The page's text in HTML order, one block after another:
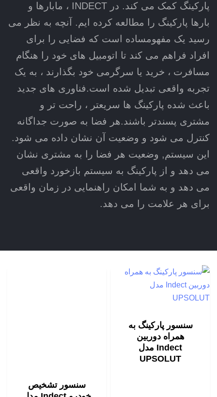
پارکینگ کمک می کند. در INDECT ، مابارها و
بارها پارکینگ را مطالعه کرده ایم. آنچه به نظر می
رسید یک مفهومساده است که فضایی را برای
افراد فراهم می کند تا اتومبیل های خود را هنگام
مسافرت ، خرید یا سرگرمی خود بگذارند ، به یک
تجربه واقعی تبدیل شده است.فناوری های جدید
باعث شده پارکینگ ها سریعتر ، راحت تر و
مشتری پسندتر باشند.هر فضا به صورت جداگانه
کنترل می شود و وضعیت آن نشان داده می شود.
این سیستم, وضعیت هر فضا را به مشتری نشان
می دهد و از پارکینگ به سیستم بازخورد واقعی
می دهد و به شما امکان راهنمایی در زمان واقعی
برای هر علامت را می دهد.
سنسور پارکینگ به
همراه دوربین
Indect مدل
UPSOLUT
سنسور تشخیص